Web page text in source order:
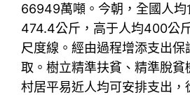
66949萬噸。今朝，全國人均
474.4公斤，高于人均400公
尺度線。經由過程增添支出
取。樹立精準扶貧、精準脫貧
村居平易近人均可安排支出